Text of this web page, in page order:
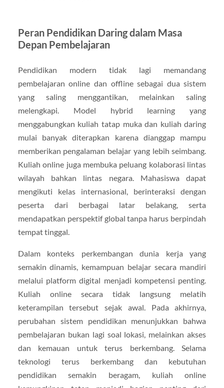
Peran Pendidikan Daring dalam Masa
Depan Pembelajaran
Pendidikan modern tidak lagi memandang
pembelajaran online dan offline sebagai dua sistem
yang saling menggantikan, melainkan saling
melengkapi. Model hybrid learning yang
menggabungkan kuliah tatap muka dan kuliah daring
mulai banyak diterapkan karena dianggap mampu
memberikan pengalaman belajar yang lebih seimbang.
Kuliah online juga membuka peluang kolaborasi lintas
wilayah bahkan lintas negara. Mahasiswa dapat
mengikuti kelas internasional, berinteraksi dengan
peserta dari berbagai latar belakang, serta
mendapatkan perspektif global tanpa harus berpindah
tempat tinggal.
Dalam konteks perkembangan dunia kerja yang
semakin dinamis, kemampuan belajar secara mandiri
melalui platform digital menjadi kompetensi penting.
Kuliah online secara tidak langsung melatih
keterampilan tersebut sejak awal. Pada akhirnya,
perubahan sistem pendidikan menunjukkan bahwa
pembelajaran bukan lagi soal lokasi, melainkan akses
dan kemauan untuk terus berkembang. Selama
teknologi terus berkembang dan kebutuhan
pendidikan semakin beragam, kuliah online